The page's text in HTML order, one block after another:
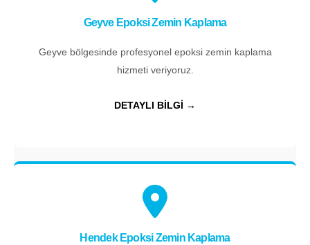
Geyve Epoksi Zemin Kaplama
Geyve bölgesinde profesyonel epoksi zemin kaplama
hizmeti veriyoruz.
DETAYLI BİLGİ →
Hendek Epoksi Zemin Kaplama